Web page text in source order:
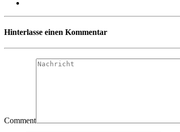
Hinterlasse einen Kommentar
Comment